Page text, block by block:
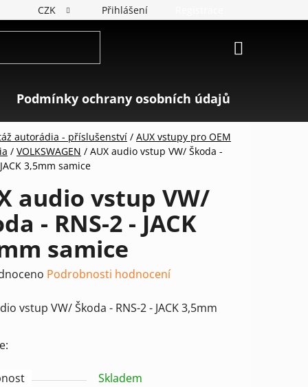
CZK Přihlášení
Podmínky ochrany osobních údajů
autorádia - příslušenství / AUX vstupy pro OEM
/ VOLKSWAGEN / AUX audio vstup VW/ Škoda -
3,5mm samice
audio vstup VW/
- RNS-2 - JACK
samice
Podrobnosti hodnocení
vstup VW/ Škoda - RNS-2 - JACK 3,5mm
Skladem